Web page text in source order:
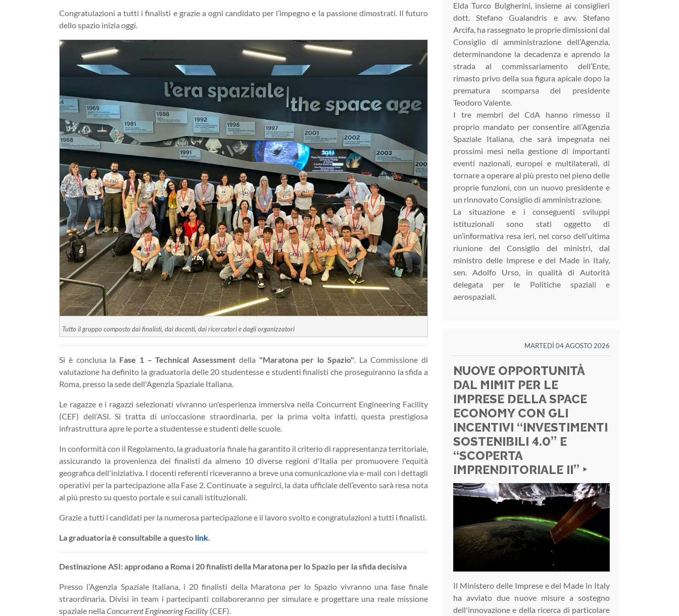
Congratulazioni a tutti i finalisti e grazie a ogni candidato per l’impegno e la passione dimostrati. Il futuro
dello spazio inizia oggi.
Tutto il gruppo composto dai finalisti, dai docenti, dai ricercatori e dagli organizzatori
Si è conclusa la Fase 1 – Technical Assessment della "Maratona per lo Spazio". La Commissione di
valutazione ha definito la graduatoria delle 20 studentesse e studenti finalisti che proseguiranno la sfida a
Roma, presso la sede dell'Agenzia Spaziale Italiana.
Le ragazze e i ragazzi selezionati vivranno un'esperienza immersiva nella Concurrent Engineering Facility
(CEF) dell’ASI. Si tratta di un'occasione straordinaria, per la prima volta infatti, questa prestigiosa
infrastruttura apre le porte a studentesse e studenti delle scuole.
In conformità con il Regolamento, la graduatoria finale ha garantito il criterio di rappresentanza territoriale,
assicurando la provenienza dei finalisti da almeno 10 diverse regioni d'Italia per promuovere l'equità
geografica dell'iniziativa. I docenti referenti riceveranno a breve una comunicazione via e-mail con i dettagli
operativi per la partecipazione alla Fase 2. Continuate a seguirci, la data ufficiale dell’evento sarà resa nota
al più presto su questo portale e sui canali istituzionali.
Grazie a tutti i candidati per la numerosa partecipazione e il lavoro svolto e congratulazioni a tutti i finalisti.
La graduatoria è consultabile a questo link.
Destinazione ASI: approdano a Roma i 20 finalisti della Maratona per lo Spazio per la sfida decisiva
Presso l’Agenzia Spaziale Italiana, i 20 finalisti della Maratona per lo Spazio vivranno una fase finale
straordinaria. Divisi in team i partecipanti collaboreranno per simulare e progettare una reale missione
spaziale nella Concurrent Engineering Facility (CEF).
Elda Turco Bulgherini, insieme ai consiglieri
dott. Stefano Gualandris e avv. Stefano
Arcifa, ha rassegnato le proprie dimissioni dal
Consiglio di amministrazione dell’Agenzia,
determinandone la decadenza e aprendo la
strada al commissariamento dell’Ente,
rimasto privo della sua figura apicale dopo la
prematura scomparsa del presidente
Teodoro Valente.
I tre membri del CdA hanno rimesso il
proprio mandato per consentire all’Agenzia
Spaziale Italiana, che sarà impegnata nei
prossimi mesi nella gestione di importanti
eventi nazionali, europei e multilaterali, di
tornare a operare al più presto nel pieno delle
proprie funzioni, con un nuovo presidente e
un rinnovato Consiglio di amministrazione.
La situazione e i conseguenti sviluppi
istituzionali sono stati oggetto di
un’informativa resa ieri, nel corso dell’ultima
riunione del Consiglio dei ministri, dal
ministro delle Imprese e del Made in Italy,
sen. Adolfo Urso, in qualità di Autorità
delegata per le Politiche spaziali e
aerospaziali.
MARTEDÌ 04 AGOSTO 2026
NUOVE OPPORTUNITÀ
DAL MIMIT PER LE
IMPRESE DELLA SPACE
ECONOMY CON GLI
INCENTIVI “INVESTIMENTI
SOSTENIBILI 4.0” E
“SCOPERTA
IMPRENDITORIALE II” ‣
Il Ministero delle Imprese e del Made in Italy
ha avviato due nuove misure a sostegno
dell'innovazione e della ricerca di particolare